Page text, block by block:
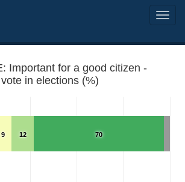
Important for a good citizen -
vote in elections (%)
70
12
9